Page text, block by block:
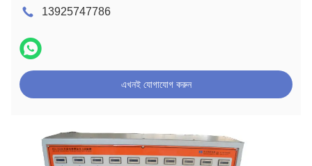
13925747786
এখনই যোগাযোগ করুন